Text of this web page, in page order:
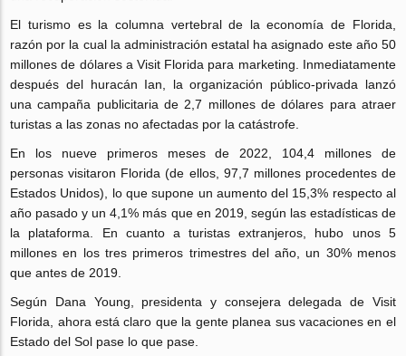
El turismo es la columna vertebral de la economía de Florida,
razón por la cual la administración estatal ha asignado este año 50
millones de dólares a Visit Florida para marketing. Inmediatamente
después del huracán Ian, la organización público-privada lanzó
una campaña publicitaria de 2,7 millones de dólares para atraer
turistas a las zonas no afectadas por la catástrofe.
En los nueve primeros meses de 2022, 104,4 millones de
personas visitaron Florida (de ellos, 97,7 millones procedentes de
Estados Unidos), lo que supone un aumento del 15,3% respecto al
año pasado y un 4,1% más que en 2019, según las estadísticas de
la plataforma. En cuanto a turistas extranjeros, hubo unos 5
millones en los tres primeros trimestres del año, un 30% menos
que antes de 2019.
Según Dana Young, presidenta y consejera delegada de Visit
Florida, ahora está claro que la gente planea sus vacaciones en el
Estado del Sol pase lo que pase.